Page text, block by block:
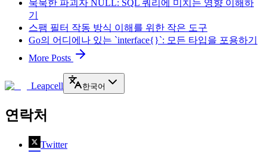
묵묵한 파괴자 NULL: SQL 쿼리에 미치는 영향 이해하
기
스팸 필터 작동 방식 이해를 위한 작은 도구
Go의 어디에나 있는 `interface{}`: 모든 타입을 포용하기
More Posts
Leapcell 한국어
연락처
Twitter